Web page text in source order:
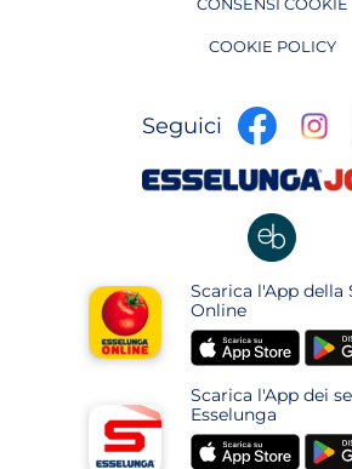
CONSENSI COOKIE
COOKIE POLICY
Seguici
apre
una
pagina
in
una
nuova
pagina
Scarica l'App della
Online
apre
in
una
nuova
pagina
apre
in
una
Scarica l'App dei
Esselunga
apre
apre